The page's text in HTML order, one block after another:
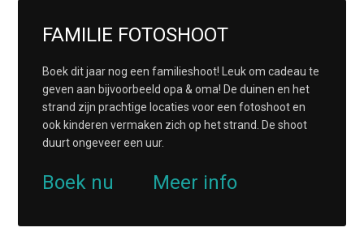
FAMILIE FOTOSHOOT
Boek dit jaar nog een familieshoot! Leuk om cadeau te
geven aan bijvoorbeeld opa & oma! De duinen en het
strand zijn prachtige locaties voor een fotoshoot en
ook kinderen vermaken zich op het strand. De shoot
duurt ongeveer een uur.
Boek nu Meer info